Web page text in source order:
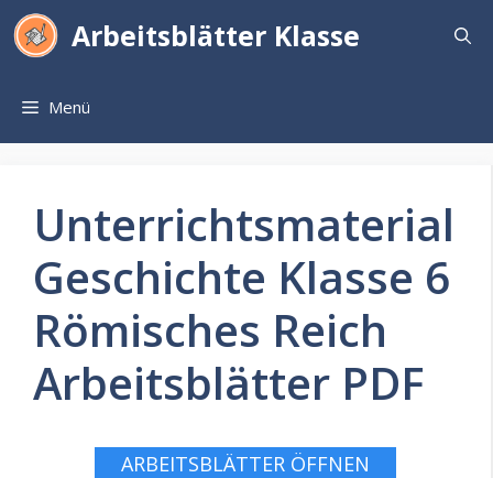
Zum
Inhalt
Arbeitsblätter Klasse
Menü
Unterrichtsmaterial
Geschichte Klasse 6
Römisches Reich
Arbeitsblätter PDF
ARBEITSBLÄTTER ÖFFNEN